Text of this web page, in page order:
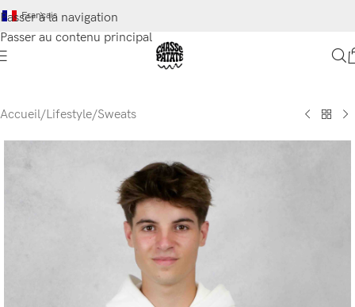
Passer à la navigation
Passer au contenu principal
Français
Accueil/Lifestyle/Sweats